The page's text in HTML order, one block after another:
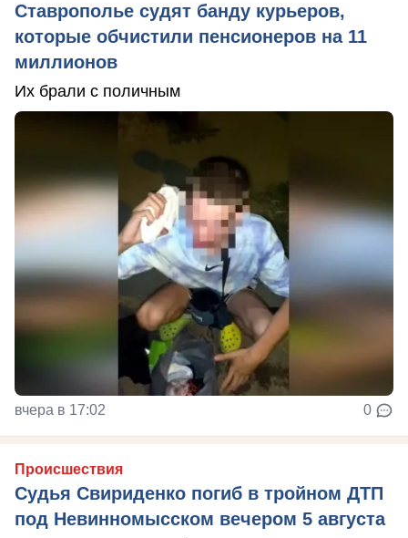
Ставрополье судят банду курьеров,
которые обчистили пенсионеров на 11
миллионов
Их брали с поличным
вчера в 17:02 0
Происшествия
Судья Свириденко погиб в тройном ДТП
под Невинномысском вечером 5 августа